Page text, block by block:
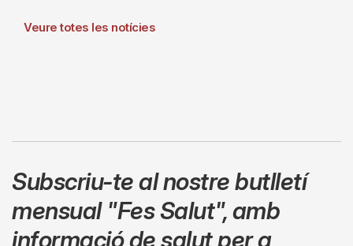
Veure totes les notícies
Subscriu-te al nostre butlletí
mensual "Fes Salut",amb
informació de salut per a